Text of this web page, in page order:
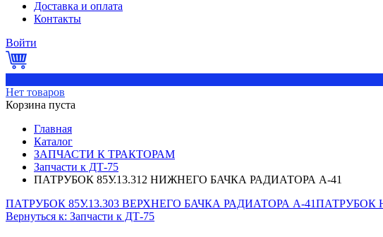
Доставка и оплата
Контакты
Войти
Нет товаров
Корзина пуста
Главная
Каталог
ЗАПЧАСТИ К ТРАКТОРАМ
Запчасти к ДТ-75
ПАТРУБОК 85У.13.312 НИЖНЕГО БАЧКА РАДИАТОРА А-41
ПАТРУБОК 85У.13.303 ВЕРХНЕГО БАЧКА РАДИАТОРА А-41ПАТРУБОК
Вернуться к: Запчасти к ДТ-75